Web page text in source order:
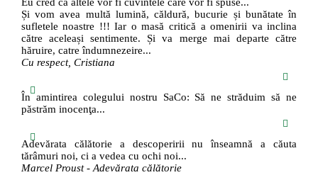
Și vom avea multă lumină, căldură, bucurie și bunătate în
sufletele noastre !!! Iar o masă critică a omenirii va inclina
către aceleași sentimente. Și va merge mai departe către
hăruire, catre îndumnezeire...
Cu respect, Cristiana
În amintirea colegului nostru SaCo: Să ne străduim să ne
păstrăm inocenţa...
Adevărata călătorie a descoperirii nu înseamnă a căuta
tărâmuri noi, ci a vedea cu ochi noi...
Marcel Proust - Adevărata călătorie